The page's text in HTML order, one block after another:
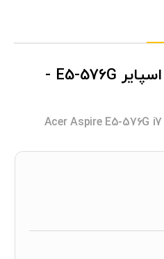
لپ تاپ ایسر مدل اسپایر E5-576G -
Acer Aspire E5-576G i7